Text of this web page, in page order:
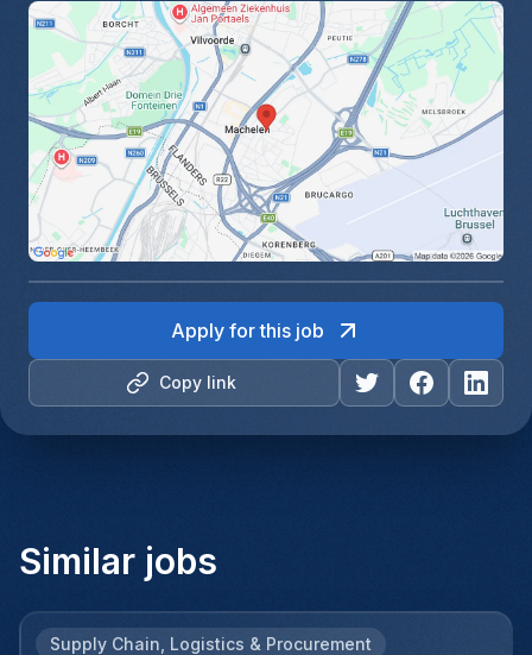
Copy link
Apply for this job
Similar jobs
Supply Chain, Logistics & Procurement